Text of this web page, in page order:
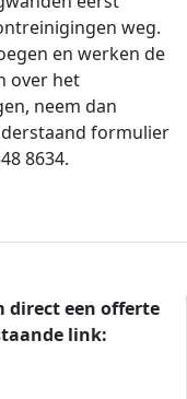
weg.
en werken de
over het
neem dan
formulier
8634.
direct een offerte
link: